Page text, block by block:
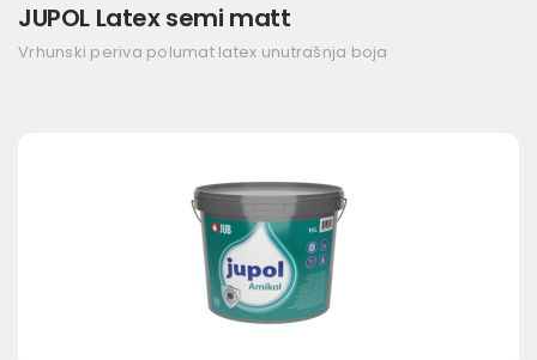
JUPOL Latex semi matt
Vrhunski periva polumat latex unutrašnja boja